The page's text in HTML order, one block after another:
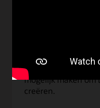
ondervraging van
die automatisering
mogelijk maken om
creëren.